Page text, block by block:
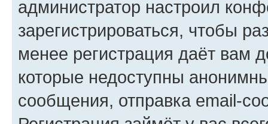
администратор настроил
зарегистрироваться, чтобы
менее регистрация даёт вам
которые недоступны
сообщения, отправка email-